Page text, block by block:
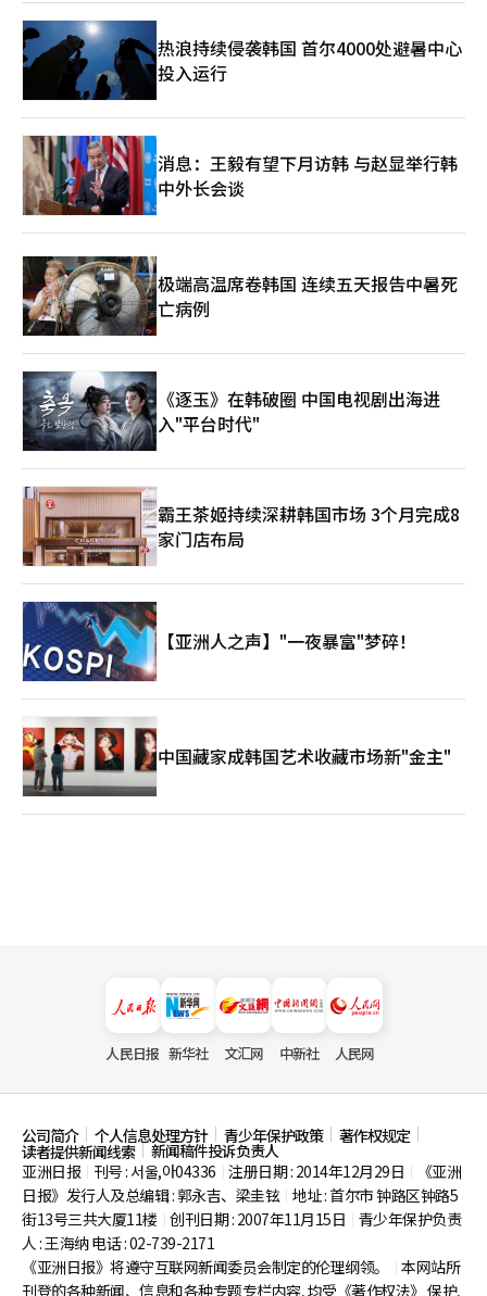
热浪持续侵袭韩国 首尔4000处避暑中心
投入运行
消息：王毅有望下月访韩 与赵显举行韩
中外长会谈
极端高温席卷韩国 连续五天报告中暑死
亡病例
《逐玉》在韩破圈 中国电视剧出海进
入"平台时代"
霸王茶姬持续深耕韩国市场 3个月完成8
家门店布局
【亚洲人之声】"一夜暴富"梦碎！
中国藏家成韩国艺术收藏市场新"金主"
人民日报 新华社 文汇网 中新社 人民网
公司简介 个人信息处理方针 青少年保护政策 著作权规定
读者提供新闻线索
新闻稿件投诉负责人
亚洲日报
刊号 : 서울,아04336 注册日期 : 2014年12月29日
《亚洲
日报》发行人及总编辑 : 郭永吉、梁圭铉 地址 : 首尔市钟路区钟路5
街13号三共大厦11楼 创刊日期 : 2007年11月15日
青少年保护负责
人 : 王海纳 电话 : 02-739-2171
《亚洲日报》将遵守互联网新闻委员会制定的伦理纲领。
本网站所
刊登的各种新闻、信息和各种专题专栏内容, 均受《著作权法》 保护,